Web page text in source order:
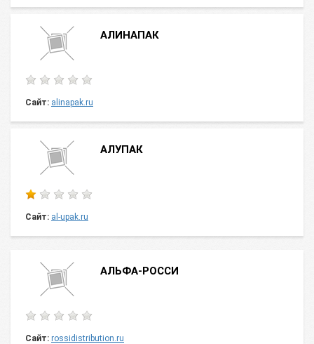
АЛИНАПАК
Сайт: alinapak.ru
АЛУПАК
Сайт: al-upak.ru
АЛЬФА-РОССИ
Сайт: rossidistribution.ru